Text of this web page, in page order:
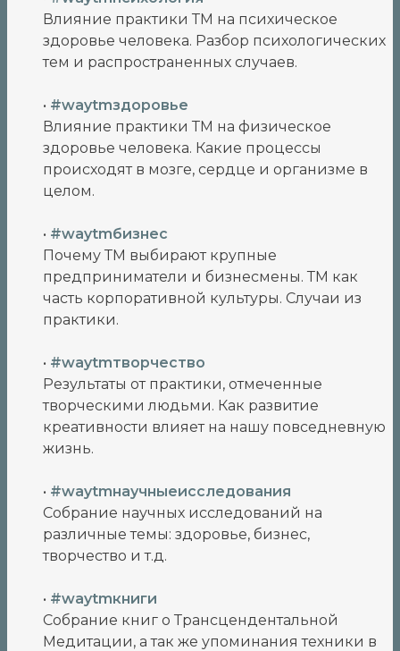
Влияние практики ТМ на психическое
здоровье человека. Разбор психологических
тем и распространенных случаев.
• #waytmздоровье
Влияние практики ТМ на физическое
здоровье человека. Какие процессы
происходят в мозге, сердце и организме в
целом.
• #waytmбизнес
Почему ТМ выбирают крупные
предприниматели и бизнесмены. ТМ как
часть корпоративной культуры. Случаи из
практики.
• #waytmтворчество
Результаты от практики, отмеченные
творческими людьми. Как развитие
креативности влияет на нашу повседневную
жизнь.
• #waytmнаучныеисследования
Собрание научных исследований на
различные темы: здоровье, бизнес,
творчество и т.д.
• #waytmкниги
Собрание книг о Трансцендентальной
Медитации, а так же упоминания техники в